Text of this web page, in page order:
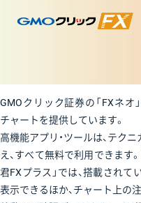
GMOクリック証券の「FXネオ
チャートを提供しています。
高機能アプリ・ツールは、テク
え、すべて無料で利用できます
君FXプラス」では、搭載され
表示できるほか、チャート上の